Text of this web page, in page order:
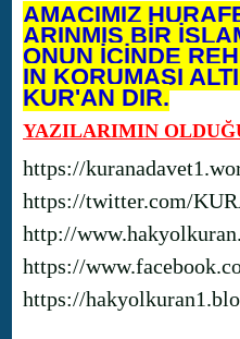
AMACIMIZ
ARINMIŞ BİR
ONUN İÇİNDE
IN KORUMASI
KUR'AN DIR.
YAZILARIMIN
https://
https://twitter.com/
http://
https://
https://